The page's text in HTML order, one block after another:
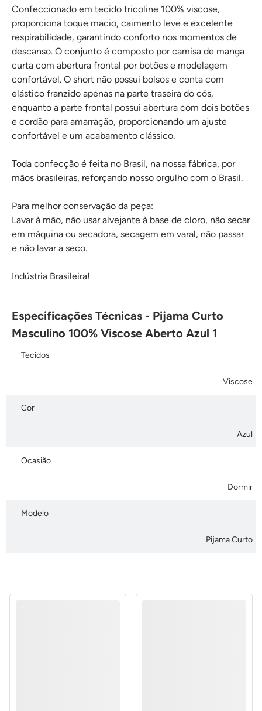
Confeccionado em tecido tricoline 100% viscose,
proporciona toque macio, caimento leve e excelente
respirabilidade, garantindo conforto nos momentos de
descanso. O conjunto é composto por camisa de manga
curta com abertura frontal por botões e modelagem
confortável. O short não possui bolsos e conta com
elástico franzido apenas na parte traseira do cós,
enquanto a parte frontal possui abertura com dois botões
e cordão para amarração, proporcionando um ajuste
confortável e um acabamento clássico.
Toda confecção é feita no Brasil, na nossa fábrica, por
mãos brasileiras, reforçando nosso orgulho com o Brasil.
Para melhor conservação da peça:
Lavar à mão, não usar alvejante à base de cloro, não secar
em máquina ou secadora, secagem em varal, não passar
e não lavar a seco.
Indústria Brasileira!
Especificações Técnicas - Pijama Curto
Masculino 100% Viscose Aberto Azul 1
Tecidos
Viscose
Cor
Azul
Ocasião
Dormir
Modelo
Pijama Curto